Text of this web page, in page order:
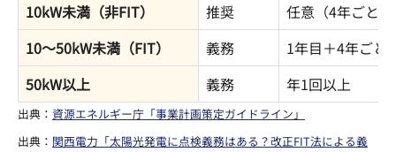
10kW未満（非FIT）
推奨
任意（4年ごと
10～50kW未満（FIT）
義務
1年目＋4年ごと
50kW以上
義務 年1回以上
出典： 資源エネルギー庁「事業計画策定ガイドライン」
出典： 関西電力「太陽光発電に点検義務はある？改正FIT法による義